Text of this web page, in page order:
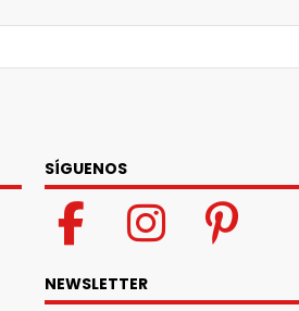
SÍGUENOS
NEWSLETTER